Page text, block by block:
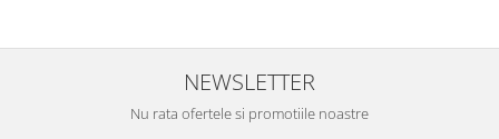
NEWSLETTER
Nu rata ofertele si promotiile noastre